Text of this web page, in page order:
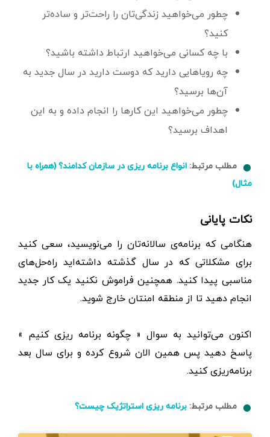
چطور می‌خواهید زندگی‌تان را راحت‌تر و ساده‌تر
کنید؟
با چه کسانی می‌خواهید ارتباط داشته باشید؟
چه رویاهایی دارید که دوست دارید در سال جدید به
آن‌ها برسید؟
چطور می‌خواهید این کارها را انجام داده و به این
اهداف برسید؟
مطلب مرتبط: انواع برنامه ریزی در سازمان کدامند؟ (همراه با
مثال)
نکات پایانی
هنگامی که برنامه‌ی سالانه‌تان را می‌نویسید، سعی کنید
برای مشکلاتی که در سال گذشته داشته‌اید راه‌حل‌های
مناسبی پیدا کنید. همچنین فراموش نکنید یک کار جدید
انجام دهید تا از منطقه‌ امنتان خارج شوید.
اکنون می‌توانید به سوال « چگونه برنامه ریزی کنیم »
پاسخ دهید پس همین الان شروع کرده و برای سال بعد
برنامه‌ریزی کنید.
مطلب مرتبط: برنامه ریزی استراتژیک چیست؟